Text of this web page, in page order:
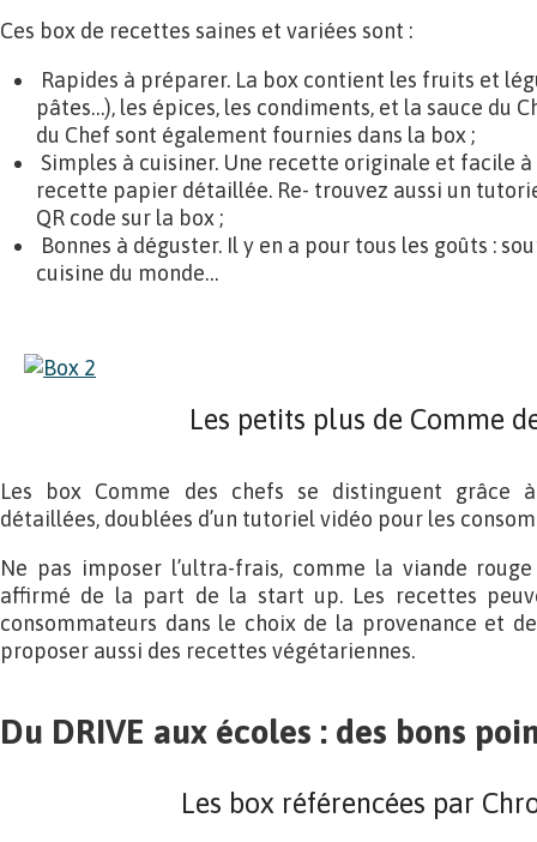
Ces box de recettes saines et variées sont :
Rapides à préparer. La box contient les fruits et
pâtes…), les épices, les condiments, et la sauce du
du Chef sont également fournies dans la box ;
Simples à cuisiner. Une recette originale et facile
recette papier détaillée. Re- trouvez aussi un
QR code sur la box ;
Bonnes à déguster. Il y en a pour tous les goûts :
cuisine du monde…
Les petits plus de Comme
Les box Comme des chefs se distinguent grâce
détaillées, doublées d’un tutoriel vidéo pour les
Ne pas imposer l’ultra-frais, comme la viande
affirmé de la part de la start up. Les recettes
consommateurs dans le choix de la provenance et
proposer aussi des recettes végétariennes.
Du DRIVE aux écoles : des bons
Les box référencées par